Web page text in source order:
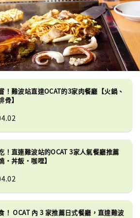
！難波站直達OCAT的3家肉餐廳【火鍋、
骨】
！直連難波站的OCAT 3家人氣餐廳推薦
・丼飯・咖哩】
！ OCAT 內 3 家推薦日式餐廳，直達難波